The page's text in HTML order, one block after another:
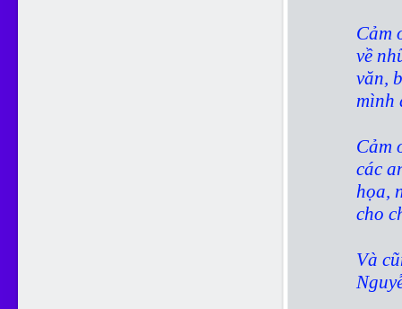
Cảm
về
văn,
mình
Cảm
các
họa,
cho
Và